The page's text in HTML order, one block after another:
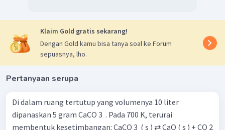
Klaim Gold gratis sekarang!
Dengan Gold kamu bisa tanya soal ke Forum
sepuasnya, lho.
Pertanyaan serupa
Di dalam ruang tertutup yang volumenya 10 liter
dipanaskan 5 gram CaCO 3 ​ . Pada 700 K, terurai
membentuk kesetimbangan: CaCO 3 ​ ( s ) ⇄ CaO ( s ) + CO 2